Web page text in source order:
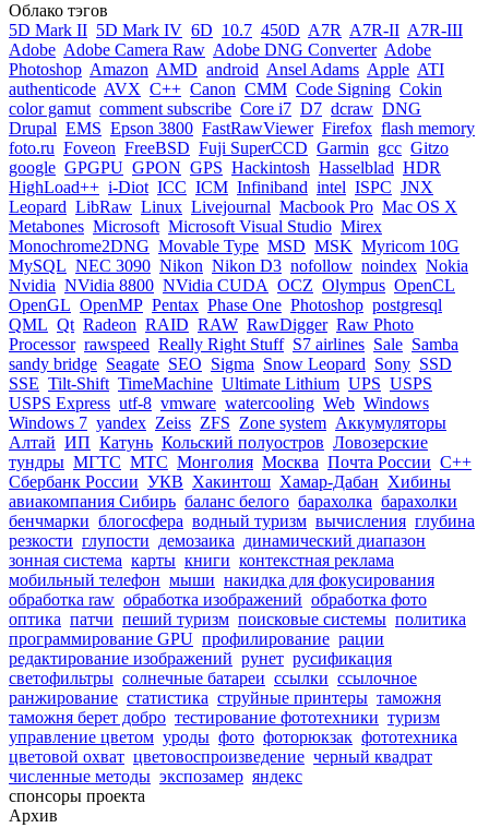
Облако тэгов
5D Mark II 5D Mark IV 6D 10.7 450D A7R A7R-II A7R-III
Adobe Adobe Camera Raw Adobe DNG Converter Adobe
Photoshop Amazon AMD android Ansel Adams Apple ATI
authenticode AVX C++ Canon CMM Code Signing Cokin
color gamut comment subscribe Core i7 D7 dcraw DNG
Drupal EMS Epson 3800 FastRawViewer Firefox flash memory
foto.ru Foveon FreeBSD Fuji SuperCCD Garmin gcc Gitzo
google GPGPU GPON GPS Hackintosh Hasselblad HDR
HighLoad++ i-Diot ICC ICM Infiniband intel ISPC JNX
Leopard LibRaw Linux Livejournal Macbook Pro Mac OS X
Metabones Microsoft Microsoft Visual Studio Mirex
Monochrome2DNG Movable Type MSD MSK Myricom 10G
MySQL NEC 3090 Nikon Nikon D3 nofollow noindex Nokia
Nvidia NVidia 8800 NVidia CUDA OCZ Olympus OpenCL
OpenGL OpenMP Pentax Phase One Photoshop postgresql
QML Qt Radeon RAID RAW RawDigger Raw Photo
Processor rawspeed Really Right Stuff S7 airlines Sale Samba
sandy bridge Seagate SEO Sigma Snow Leopard Sony SSD
SSE Tilt-Shift TimeMachine Ultimate Lithium UPS USPS
USPS Express utf-8 vmware watercooling Web Windows
Windows 7 yandex Zeiss ZFS Zone system Аккумуляторы
Алтай ИП Катунь Кольский полуостров Ловозерские
тундры МГТС МТС Монголия Москва Почта России С++
Сбербанк России УКВ Хакинтош Хамар-Дабан Хибины
авиакомпания Сибирь баланс белого барахолка барахолки
бенчмарки блогосфера водный туризм вычисления глубина
резкости глупости демозаика динамический диапазон
зонная система карты книги контекстная реклама
мобильный телефон мыши накидка для фокусирования
обработка raw обработка изображений обработка фото
оптика патчи пеший туризм поисковые системы политика
программирование GPU профилирование рации
редактирование изображений рунет русификация
светофильтры солнечные батареи ссылки ссылочное
ранжирование статистика струйные принтеры таможня
таможня берет добро тестирование фототехники туризм
управление цветом уроды фото фоторюкзак фототехника
цветовой охват цветовоспроизведение черный квадрат
численные методы экспозамер яндекс
спонсоры проекта
Архив